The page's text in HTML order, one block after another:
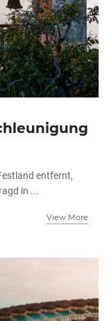
entfernt,
in ...
View More